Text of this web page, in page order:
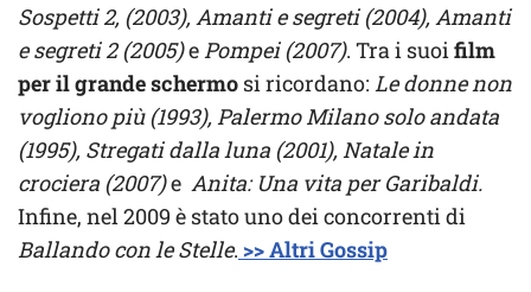
Sospetti 2, (2003), Amanti e segreti (2004), Amanti
e segreti 2 (2005)ePompei (2007). Tra i suoifilm
per il grande schermo si ricordano: Le donne non
vogliono più (1993), Palermo Milano solo andata
(1995), Stregati dalla luna (2001), Natale in
crociera (2007)e Anita: Una vita per Garibaldi.
Infine, nel 2009 è stato uno dei concorrenti di
Ballando con le Stelle. >> Altri Gossip